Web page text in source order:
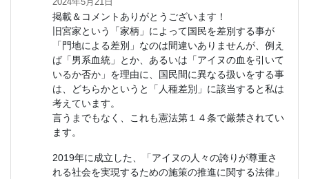
掲載＆コメントありがとうございます！
旧宮家という「家柄」によって国民を差別する事が
「門地による差別」なのは間違いありませんが、例え
ば「男系血統」とか、あるいは「アイヌの血を引いて
いるか否か」を理由に、国民間に異なる扱いをする事
は、どちらかというと「人種差別」に該当すると私は
考えています。
言うまでもなく、これも憲法第１４条で厳禁されてい
ます。
2019年に成立した、「アイヌの人々の誇りが尊重さ
れる社会を実現するための施策の推進に関する法律」